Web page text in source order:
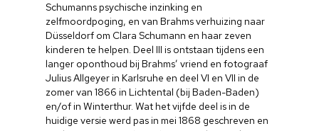
Schumanns psychische inzinking en
zelfmoordpoging, en van Brahms verhuizing naar
Düsseldorf om Clara Schumann en haar zeven
kinderen te helpen. Deel III is ontstaan tijdens een
langer oponthoud bij Brahms’ vriend en fotograaf
Julius Allgeyer in Karlsruhe en deel VI en VII in de
zomer van 1866 in Lichtental (bij Baden-Baden)
en/of in Winterthur. Wat het vijfde deel is in de
huidige versie werd pas in mei 1868 geschreven en